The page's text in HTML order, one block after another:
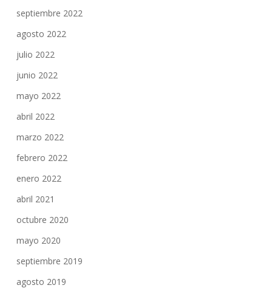
septiembre 2022
agosto 2022
julio 2022
junio 2022
mayo 2022
abril 2022
marzo 2022
febrero 2022
enero 2022
abril 2021
octubre 2020
mayo 2020
septiembre 2019
agosto 2019